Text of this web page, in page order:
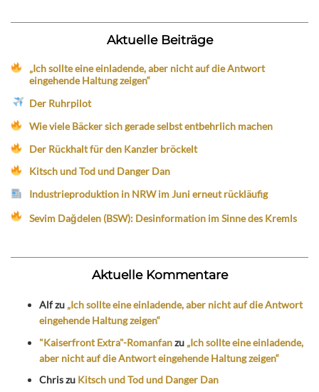
Aktuelle Beiträge
„Ich sollte eine einladende, aber nicht auf die Antwort
eingehende Haltung zeigen“
Der Ruhrpilot
Wie viele Bäcker sich gerade selbst entbehrlich machen
Der Rückhalt für den Kanzler bröckelt
Kitsch und Tod und Danger Dan
Industrieproduktion in NRW im Juni erneut rückläufig
Sevim Dağdelen (BSW): Desinformation im Sinne des Kremls
Aktuelle Kommentare
Alfzu „Ich sollte eine einladende, aber nicht auf die Antwort
eingehende Haltung zeigen“
"Kaiserfront Extra"-Romanfanzu „Ich sollte eine einladende,
aber nicht auf die Antwort eingehende Haltung zeigen“
Chriszu Kitsch und Tod und Danger Dan